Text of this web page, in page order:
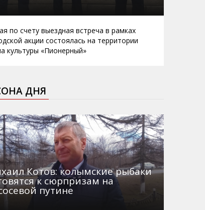
по счету выездная встреча в рамках
акции состоялась на территории
культуры «Пионерный»
ДНЯ
Котов: колымские рыбаки
к сюрпризам на
путине